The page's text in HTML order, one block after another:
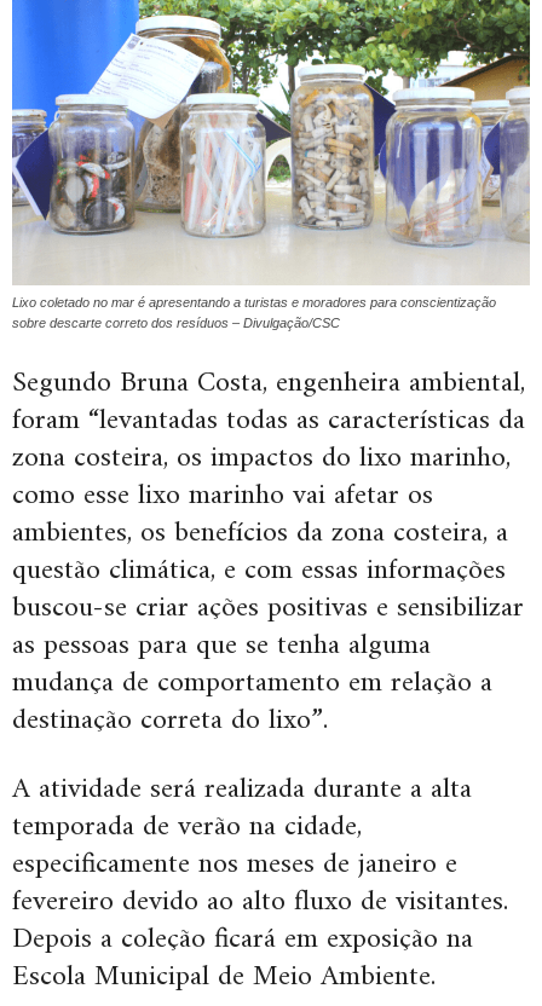
Lixo coletado no mar é apresentando a turistas e moradores para conscientização
sobre descarte correto dos resíduos – Divulgação/CSC
Segundo Bruna Costa, engenheira ambiental,
foram“levantadas todas as características da
zona costeira, os impactos do lixo marinho,
como esse lixo marinho vai afetar os
ambientes, os benefícios da zona costeira, a
questão climática, e com essas informações
buscou-se criar ações positivas e sensibilizar
as pessoas para que se tenha alguma
mudança de comportamento em relação a
destinação correta do lixo”.
A atividade será realizada durante a alta
temporada de verão na cidade,
especificamente nos meses de janeiro e
fevereiro devido ao alto fluxo de visitantes.
Depois a coleção ficará em exposição na
Escola Municipal de Meio Ambiente.